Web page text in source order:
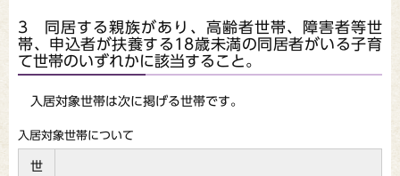
3 同居する親族があり、高齢者世帯、障害者等世
帯、申込者が扶養する18歳未満の同居者がいる子育
て世帯のいずれかに該当すること。
入居対象世帯は次に掲げる世帯です。
入居対象世帯について
世